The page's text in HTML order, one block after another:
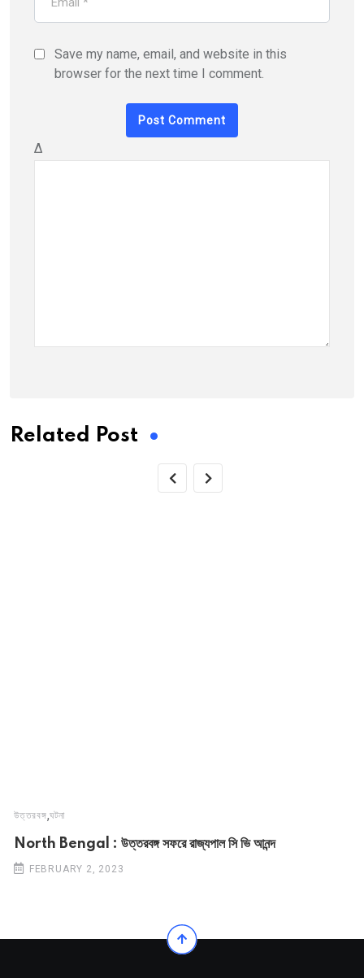
Save my name, email, and website in this
browser for the next time I comment.
Δ
Related Post
উত্তরবঙ্গ,ঘটনা
North Bengal : উত্তরবঙ্গ সফরে রাজ্যপাল সি ভি আনন্দ
FEBRUARY 2, 2023